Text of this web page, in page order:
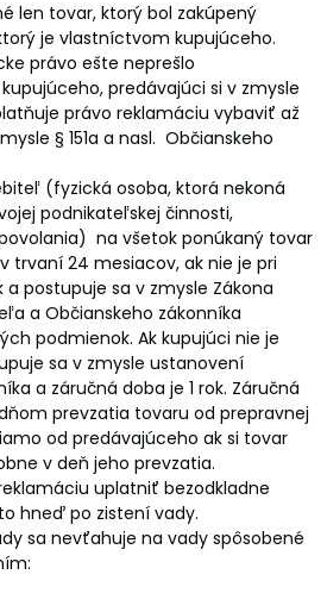
len tovar, ktorý bol zakúpený
je vlastníctvom kupujúceho.
právo ešte neprešlo
predávajúci si v zmysle
právo reklamáciu vybaviť až
§ 151a a nasl. Občianskeho
(fyzická osoba, ktorá nekoná
podnikateľskej činnosti,
na všetok ponúkaný tovar
trvaní 24 mesiacov, ak nie je pri
postupuje sa v zmysle Zákona
a Občianskeho zákonníka
podmienok. Ak kupujúci nie je
sa v zmysle ustanovení
a záručná doba je 1 rok. Záručná
prevzatia tovaru od prepravnej
od predávajúceho ak si tovar
v deň jeho prevzatia.
uplatniť bezodkladne
hneď po zistení vady.
sa nevťahuje na vady spôsobené